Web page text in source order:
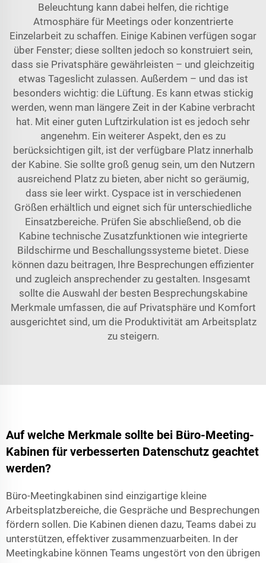
Beleuchtung kann dabei helfen, die richtige
Atmosphäre für Meetings oder konzentrierte
Einzelarbeit zu schaffen. Einige Kabinen verfügen sogar
über Fenster; diese sollten jedoch so konstruiert sein,
dass sie Privatsphäre gewährleisten – und gleichzeitig
etwas Tageslicht zulassen. Außerdem – und das ist
besonders wichtig: die Lüftung. Es kann etwas stickig
werden, wenn man längere Zeit in der Kabine verbracht
hat. Mit einer guten Luftzirkulation ist es jedoch sehr
angenehm. Ein weiterer Aspekt, den es zu
berücksichtigen gilt, ist der verfügbare Platz innerhalb
der Kabine. Sie sollte groß genug sein, um den Nutzern
ausreichend Platz zu bieten, aber nicht so geräumig,
dass sie leer wirkt. Cyspace ist in verschiedenen
Größen erhältlich und eignet sich für unterschiedliche
Einsatzbereiche. Prüfen Sie abschließend, ob die
Kabine technische Zusatzfunktionen wie integrierte
Bildschirme und Beschallungssysteme bietet. Diese
können dazu beitragen, Ihre Besprechungen effizienter
und zugleich ansprechender zu gestalten. Insgesamt
sollte die Auswahl der besten Besprechungskabine
Merkmale umfassen, die auf Privatsphäre und Komfort
ausgerichtet sind, um die Produktivität am Arbeitsplatz
zu steigern.
Auf welche Merkmale sollte bei Büro-Meeting-
Kabinen für verbesserten Datenschutz geachtet
werden?
Büro-Meetingkabinen sind einzigartige kleine
Arbeitsplatzbereiche, die Gespräche und Besprechungen
fördern sollen. Die Kabinen dienen dazu, Teams dabei zu
unterstützen, effektiver zusammenzuarbeiten. In der
Meetingkabine können Teams ungestört von den übrigen